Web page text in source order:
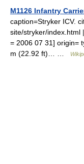
M1126 Infantry
caption=Stryker ICV.
site/stryker/index.html
= 2006 07 31] origin=
m (22.92 ft)… …